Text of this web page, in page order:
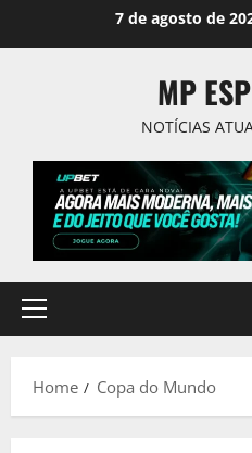
7 de agosto de
MP
NOTÍCIAS
Primary
Home Copa do Mundo